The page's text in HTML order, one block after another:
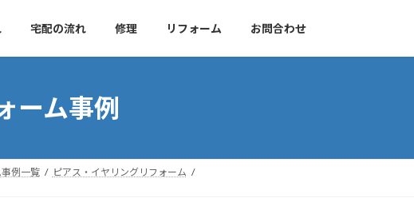
宅配の流れ 修理 リフォーム お問合わせ
ーム事例
例一覧
ピアス・イヤリングリフォーム